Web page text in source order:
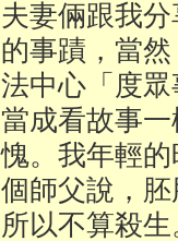
夫妻倆跟我
的事蹟，當
法中心「度
當成看故事
愧。我年輕
個師父說，
所以不算殺